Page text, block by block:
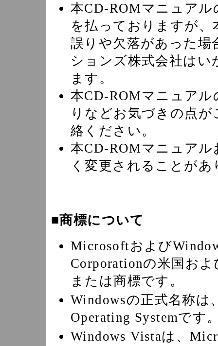
本CD-ROMマニュア
を払っておりますが
誤りや欠落があった
ションズ株式会社は
ます。
本CD-ROMマニュア
りなどお気づきの点
絡ください。
本CD-ROMマニュア
く変更されることがあ
■商標について
Microsoftおよび
Corporationの米国お
または商標です。
Windowsの正式名称は
Operating Systemです
Windows Vistaは、